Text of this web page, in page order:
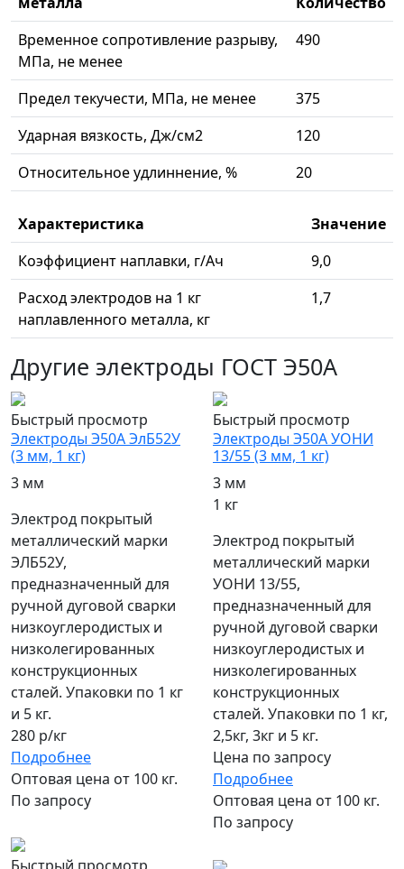
Временное сопротивление разрыву,
МПа, не менее
490
Предел текучести, МПа, не менее
375
Ударная вязкость, Дж/см2
120
Относительное удлиннение, %
20
Характеристика
Значение
Коэффициент наплавки, г/Ач
9,0
Расход электродов на 1 кг
наплавленного металла, кг
1,7
Другие электроды ГОСТ Э50А
Быстрый просмотр
Электроды Э50А ЭлБ52У
(3 мм, 1 кг)
3 мм
Электрод покрытый
металлический марки
ЭЛБ52У,
предназначенный для
ручной дуговой сварки
низкоуглеродистых и
низколегированных
конструкционных
сталей. Упаковки по 1 кг
и 5 кг.
280 р/кг
Подробнее
Оптовая цена от 100 кг.
По запросу
Быстрый просмотр
Электроды Э50А УОНИ
13/55 (3 мм, 1 кг)
3 мм
1 кг
Электрод покрытый
металлический марки
УОНИ 13/55,
предназначенный для
ручной дуговой сварки
низкоуглеродистых и
низколегированных
конструкционных
сталей. Упаковки по 1 кг,
2,5кг, 3кг и 5 кг.
Цена по запросу
Подробнее
Оптовая цена от 100 кг.
По запросу